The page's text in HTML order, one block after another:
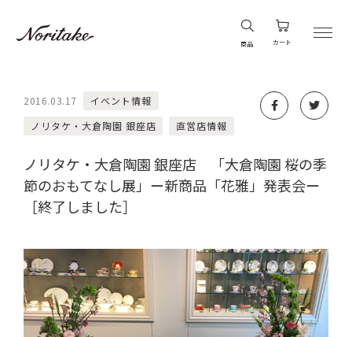
商品 カート
2016.03.17
イベント情報
ノリタケ・大倉陶園 銀座店
直営店情報
ノリタケ・大倉陶園 銀座店 「大倉陶園 桜の季
節のおもてなし展」ー新商品「花雅」発表会ー
［終了しました］